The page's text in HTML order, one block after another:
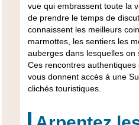
vue qui embrassent toute la
de prendre le temps de
connaissent les meilleurs
marmottes, les sentiers les
auberges dans lesquelles
Ces rencontres
vous donnent accès à une
clichés touristiques.